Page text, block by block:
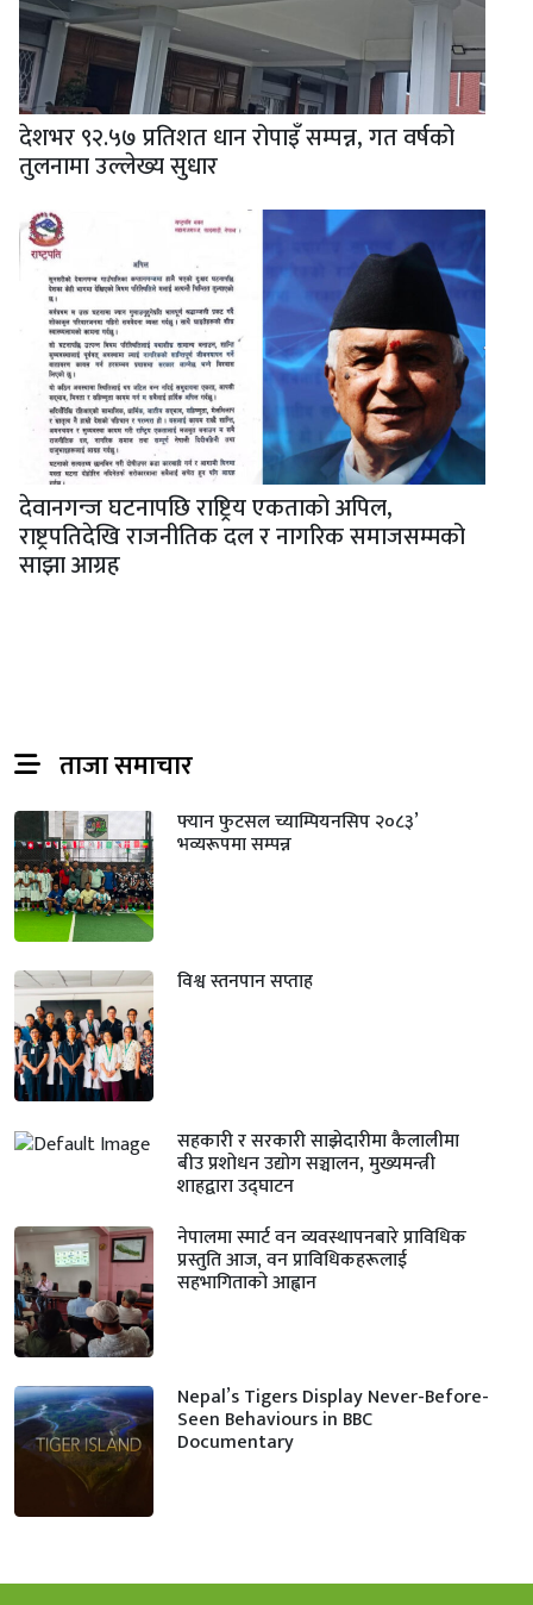
देशभर ९२.५७ प्रतिशत धान रोपाइँ सम्पन्न, गत वर्षको
तुलनामा उल्लेख्य सुधार
देवानगन्ज घटनापछि राष्ट्रिय एकताको अपिल,
राष्ट्रपतिदेखि राजनीतिक दल र नागरिक समाजसम्मको
साझा आग्रह
ताजा समाचार
फ्यान फुटसल च्याम्पियनसिप २०८३’
भव्यरूपमा सम्पन्न
विश्व स्तनपान सप्ताह
सहकारी र सरकारी साझेदारीमा कैलालीमा
बीउ प्रशोधन उद्योग सञ्चालन, मुख्यमन्त्री
शाहद्वारा उद्घाटन
नेपालमा स्मार्ट वन व्यवस्थापनबारे प्राविधिक
प्रस्तुति आज, वन प्राविधिकहरूलाई
सहभागिताको आह्वान
Nepal’s Tigers Display Never-Before-
Seen Behaviours in BBC
Documentary